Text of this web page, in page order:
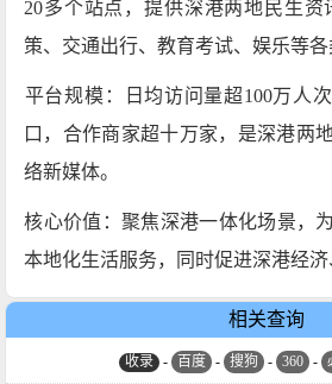
20多个站点，提供深港两地民生
策、交通出行、教育考试、娱乐等各
平台规模‌：日均访问量超100万人
口，合作商家超十万家，是深港两
络新媒体。
核心价值‌：聚焦深港一体化场景，
本地化生活服务，同时促进深港经济
相关查询
收录 - 百度 - 搜狗 - 360 -